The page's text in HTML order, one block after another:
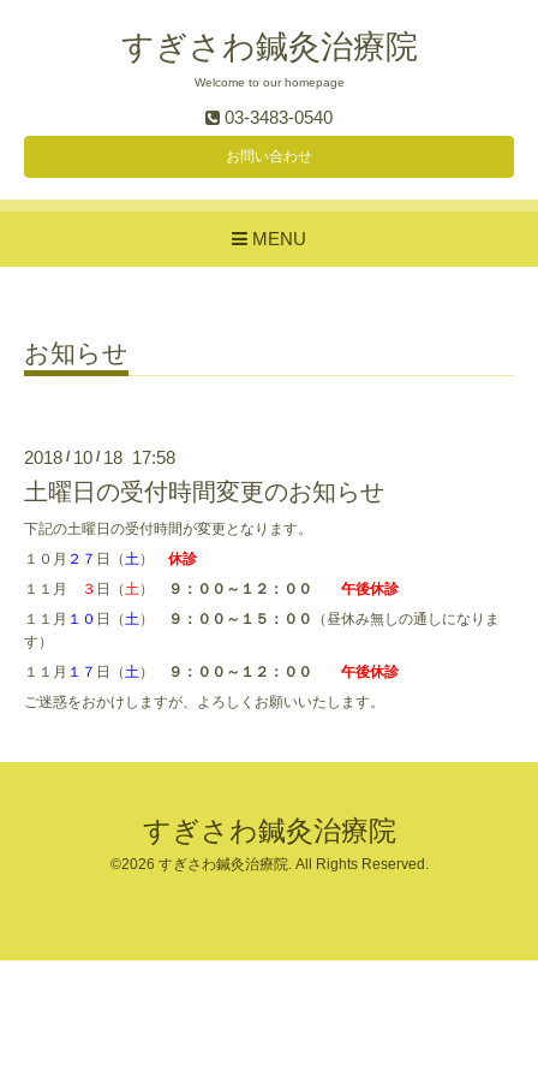
すぎさわ鍼灸治療院
Welcome to our homepage
03-3483-0540
お問い合わせ
MENU
お知らせ
2018 / 10 / 18 17:58
土曜日の受付時間変更のお知らせ
下記の土曜日の受付時間が変更となります。
１０月 ２７ 日（ 土 ） 休診
１１月
３ 日（ 土 ） ９：００～１２：００
午後休診
１１月 １０ 日（ 土 ） ９：００～１５：００
（昼休み無しの通しになりま
す）
１１月 １７ 日（ 土 ） ９：００～１２：００
午後休診
ご迷惑をおかけしますが、よろしくお願いいたします。
すぎさわ鍼灸治療院
©2026 すぎさわ鍼灸治療院. All Rights Reserved.